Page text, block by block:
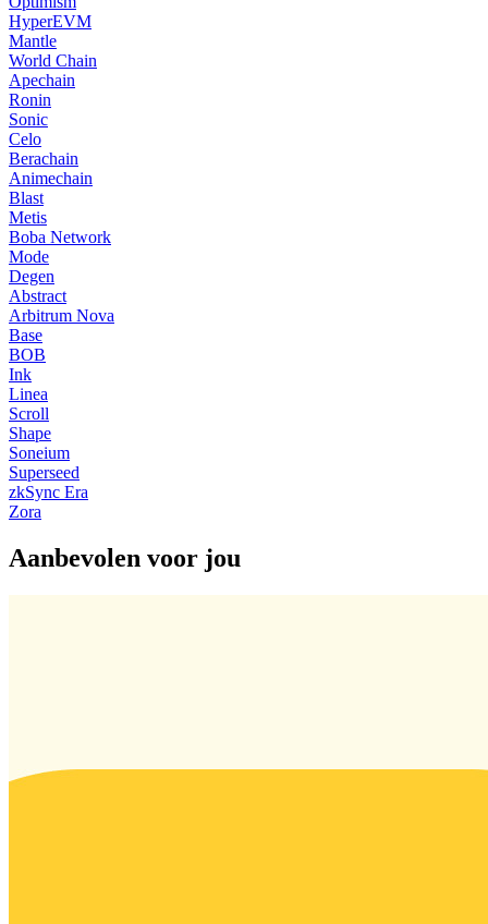
HyperEVM
Mantle
World Chain
Apechain
Ronin
Sonic
Celo
Berachain
Animechain
Blast
Metis
Boba Network
Mode
Degen
Abstract
Arbitrum Nova
Base
BOB
Ink
Linea
Scroll
Shape
Soneium
Superseed
zkSync Era
Zora
Aanbevolen voor jou